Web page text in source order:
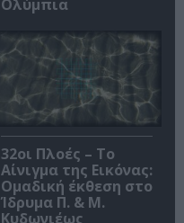
Ολύμπια
32οι Πλοές – Το
Αίνιγμα της Εικόνας:
Ομαδική έκθεση στο
Ίδρυμα Π. & Μ.
Κυδωνιέως